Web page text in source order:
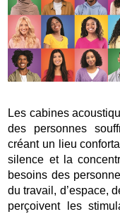
Les cabines
des personnes
créant un lieu
silence et la
besoins des
du travail, d’espace,
perçoivent les